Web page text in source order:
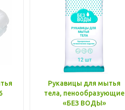
Рукавицы для мытья
тела, пенообразующие
«БЕЗ ВОДЫ»